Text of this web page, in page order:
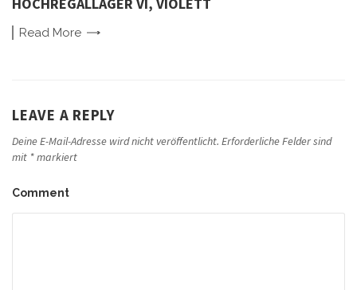
HOCHREGALLAGER VI, VIOLETT
Read More
LEAVE A REPLY
Deine E-Mail-Adresse wird nicht veröffentlicht. Erforderliche Felder sind
mit *markiert
Comment